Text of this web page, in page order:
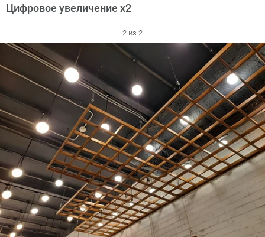
Цифровое увеличение х2
2 из 2